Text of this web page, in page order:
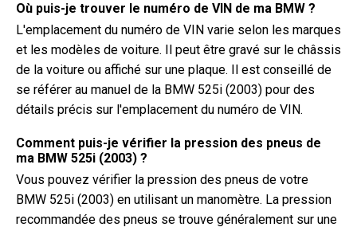
Où puis-je trouver le numéro de VIN de ma BMW ?
L'emplacement du numéro de VIN varie selon les marques
et les modèles de voiture. Il peut être gravé sur le châssis
de la voiture ou affiché sur une plaque. Il est conseillé de
se référer au manuel de la BMW 525i (2003) pour des
détails précis sur l'emplacement du numéro de VIN.
Comment puis-je vérifier la pression des pneus de
ma BMW 525i (2003) ?
Vous pouvez vérifier la pression des pneus de votre
BMW 525i (2003) en utilisant un manomètre. La pression
recommandée des pneus se trouve généralement sur une